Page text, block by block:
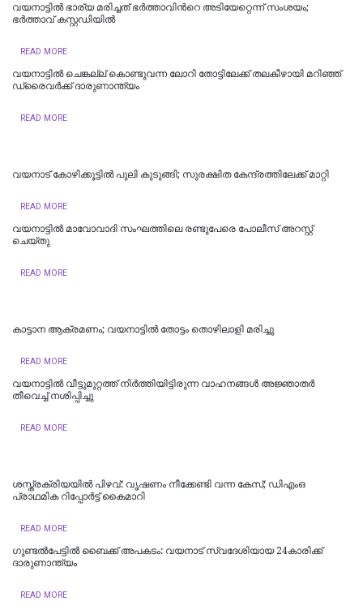
വയനാട്ടില്‍ ഭാര്യ മരിച്ചത് ഭര്‍ത്താവിന്‍റെ അടിയേറ്റെന്ന് സംശയം;
ഭർത്താവ് കസ്റ്റഡിയില്‍
READ MORE
വയനാട്ടില്‍ ചെങ്കല്ല് കൊണ്ടുവന്ന ലോറി തോട്ടിലേക്ക് തലകീഴായി മറിഞ്ഞ്
ഡ്രൈവര്‍ക്ക് ദാരുണാന്ത്യം
READ MORE
വയനാട് കോഴിക്കൂട്ടില്‍ പുലി കുടുങ്ങി; സുരക്ഷിത കേന്ദ്രത്തിലേക്ക് മാറ്റി
READ MORE
വയനാട്ടില്‍ മാവോവാദി സംഘത്തിലെ രണ്ടുപേരെ പോലീസ് അറസ്റ്റ്
ചെ‌യ്തു
READ MORE
കാട്ടാന ആക്രമണം; വയനാട്ടിൽ തോട്ടം തൊഴിലാളി മരിച്ചു
READ MORE
വയനാട്ടില്‍ വീട്ടുമുറ്റത്ത് നിർത്തിയിട്ടിരുന്ന വാ​ഹനങ്ങൾ അജ്ഞാതർ
തീവെച്ച് നശിപ്പിച്ചു
READ MORE
ശസ്ത്രക്രിയയില്‍ പിഴവ്: വൃഷണം നീക്കേണ്ടി വന്ന കേസ്; ഡിഎംഒ
പ്രാഥമിക റിപ്പോർട്ട്‌ കൈമാറി
READ MORE
ഗുണ്ടല്‍പേട്ടിൽ ബൈക്ക് അപകടം: വയനാട് സ്വദേശിയായ 24കാരിക്ക്
ദാരുണാന്ത്യം
READ MORE